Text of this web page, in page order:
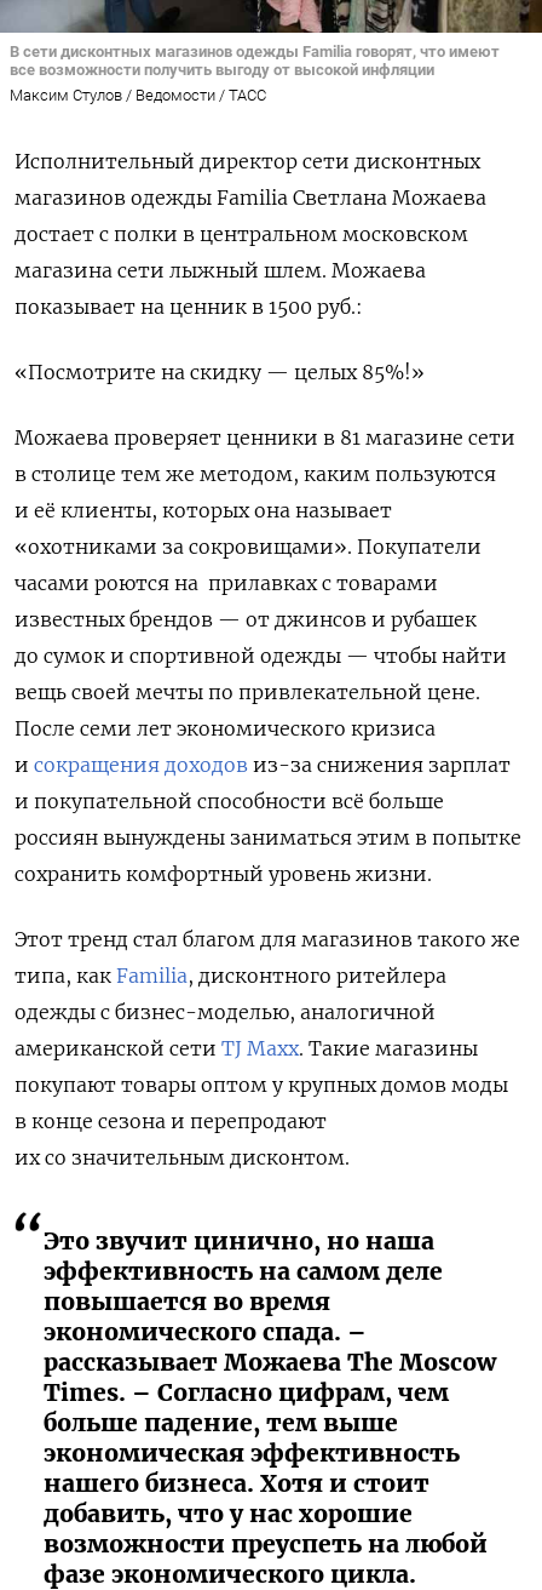
В сети дисконтных магазинов одежды Familia говорят, что имеют
все возможности получить выгоду от высокой инфляции
Максим Стулов / Ведомости / ТАСС
Исполнительный директор сети дисконтных
магазинов одежды Familia Светлана Можаева
достает с полки в центральном московском
магазина сети лыжный шлем. Можаева
показывает на ценник в 1500 руб.:
«Посмотрите на скидку — целых 85%!»
Можаева проверяет ценники в 81 магазине сети
в столице тем же методом, каким пользуются
и её клиенты, которых она называет
«охотниками за сокровищами». Покупатели
часами роются на прилавках с товарами
известных брендов — от джинсов и рубашек
до сумок и спортивной одежды — чтобы найти
вещь своей мечты по привлекательной цене.
После семи лет экономического кризиса
и сокращения доходов из-за снижения зарплат
и покупательной способности всё больше
россиян вынуждены заниматься этим в попытке
сохранить комфортный уровень жизни.
Этот тренд стал благом для магазинов такого же
типа, как Familia, дисконтного ритейлера
одежды с бизнес-моделью, аналогичной
американской сети TJ Maxx. Такие магазины
покупают товары оптом у крупных домов моды
в конце сезона и перепродают
их со значительным дисконтом.
Это звучит цинично, но наша
эффективность на самом деле
повышается во время
экономического спада. –
рассказывает Можаева The Moscow
Times. – Согласно цифрам, чем
больше падение, тем выше
экономическая эффективность
нашего бизнеса. Хотя и стоит
добавить, что у нас хорошие
возможности преуспеть на любой
фазе экономического цикла.